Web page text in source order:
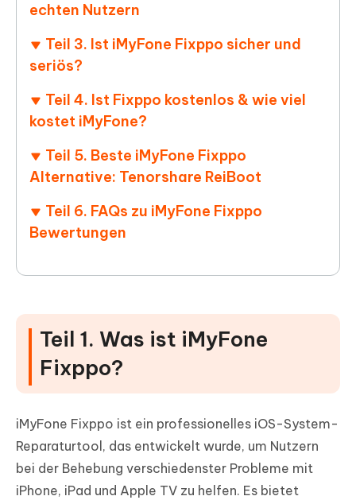
echten Nutzern
Teil 3. Ist iMyFone Fixppo sicher und
seriös?
Teil 4. Ist Fixppo kostenlos & wie viel
kostet iMyFone?
Teil 5. Beste iMyFone Fixppo
Alternative: Tenorshare ReiBoot
Teil 6. FAQs zu iMyFone Fixppo
Bewertungen
Teil 1. Was ist iMyFone
Fixppo?
iMyFone Fixppo ist ein professionelles iOS-System-
Reparaturtool, das entwickelt wurde, um Nutzern
bei der Behebung verschiedenster Probleme mit
iPhone, iPad und Apple TV zu helfen. Es bietet